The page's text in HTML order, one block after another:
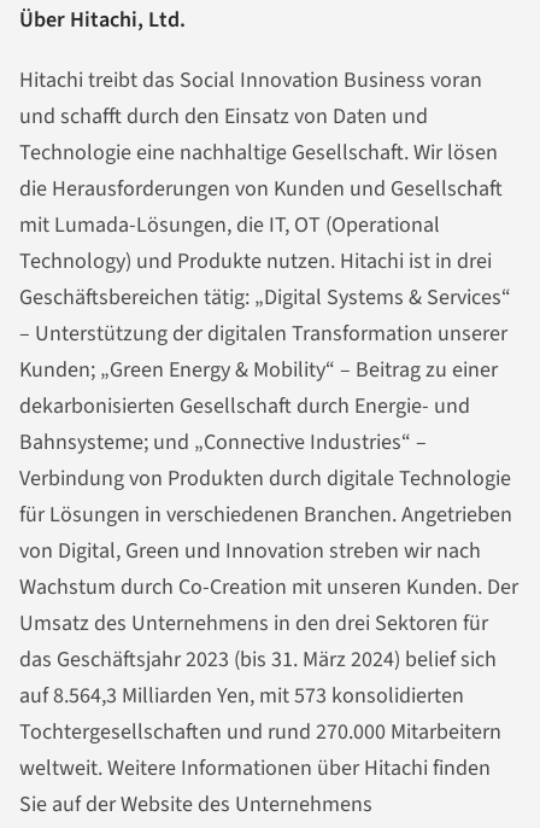
Über Hitachi, Ltd.
Hitachi treibt das Social Innovation Business voran
und schafft durch den Einsatz von Daten und
Technologie eine nachhaltige Gesellschaft. Wir lösen
die Herausforderungen von Kunden und Gesellschaft
mit Lumada-Lösungen, die IT, OT (Operational
Technology) und Produkte nutzen. Hitachi ist in drei
Geschäftsbereichen tätig: „Digital Systems & Services“
– Unterstützung der digitalen Transformation unserer
Kunden; „Green Energy & Mobility“ – Beitrag zu einer
dekarbonisierten Gesellschaft durch Energie- und
Bahnsysteme; und „Connective Industries“ –
Verbindung von Produkten durch digitale Technologie
für Lösungen in verschiedenen Branchen. Angetrieben
von Digital, Green und Innovation streben wir nach
Wachstum durch Co-Creation mit unseren Kunden. Der
Umsatz des Unternehmens in den drei Sektoren für
das Geschäftsjahr 2023 (bis 31. März 2024) belief sich
auf 8.564,3 Milliarden Yen, mit 573 konsolidierten
Tochtergesellschaften und rund 270.000 Mitarbeitern
weltweit. Weitere Informationen über Hitachi finden
Sie auf der Website des Unternehmens